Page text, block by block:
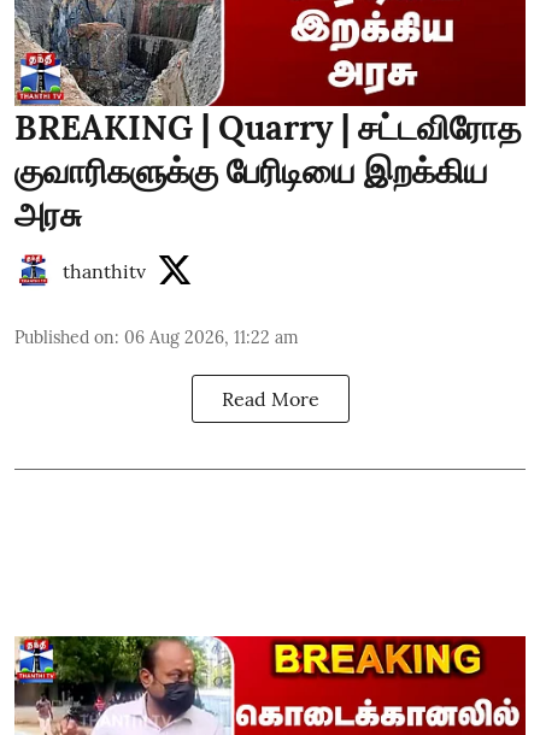
BREAKING | Quarry | சட்டவிரோத
குவாரிகளுக்கு பேரிடியை இறக்கிய
அரசு
thanthitv
Published on: 06 Aug 2026, 11:22 am
Read More